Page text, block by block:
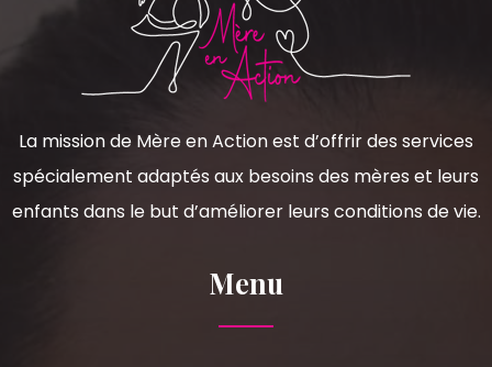
La mission de Mère en Action est d’offrir des services
spécialement adaptés aux besoins des mères et leurs
enfants dans le but d’améliorer leurs conditions de vie.
Menu